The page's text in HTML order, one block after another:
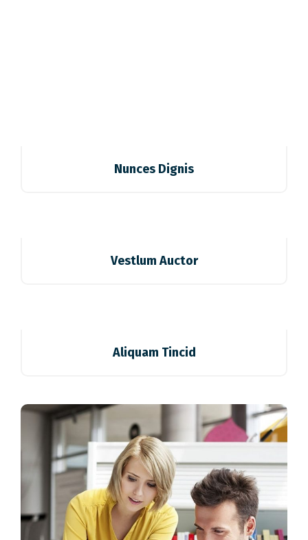
Nunces Dignis
Vestlum Auctor
Aliquam Tincid